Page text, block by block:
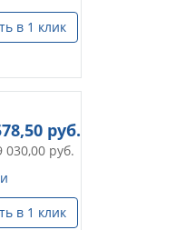
в 1 клик
руб.
030,00руб.
в 1 клик